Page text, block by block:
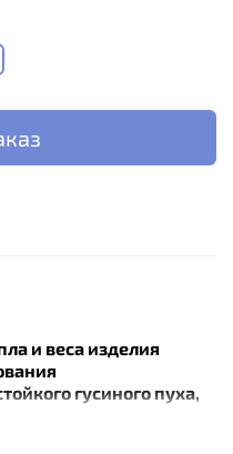
и веса изделия
гусиного пуха,